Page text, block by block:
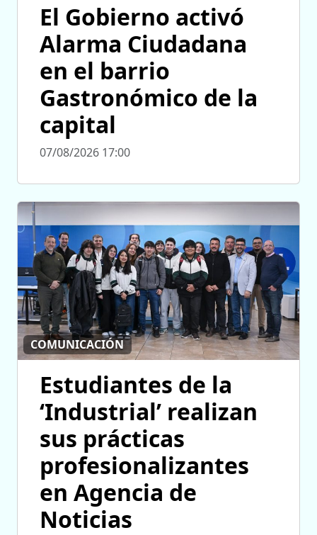
El Gobierno activó
Alarma Ciudadana
en el barrio
Gastronómico de la
capital
07/08/2026 17:00
COMUNICACIÓN
Estudiantes de la
‘Industrial’ realizan
sus prácticas
profesionalizantes
en Agencia de
Noticias